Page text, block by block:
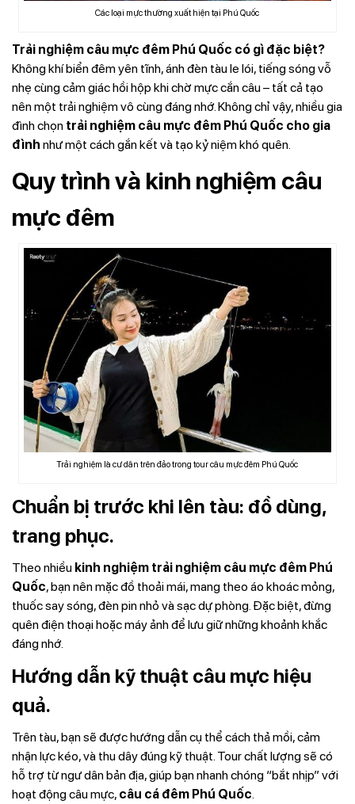
Các loại mực thường xuất hiện tại Phú Quốc
Trải nghiệm câu mực đêm Phú Quốc có gì đặc biệt?
Không khí biển đêm yên tĩnh, ánh đèn tàu le lói, tiếng sóng vỗ
nhẹ cùng cảm giác hồi hộp khi chờ mực cắn câu – tất cả tạo
nên một trải nghiệm vô cùng đáng nhớ. Không chỉ vậy, nhiều gia
đình chọn trải nghiệm câu mực đêm Phú Quốc cho gia
đình như một cách gắn kết và tạo kỷ niệm khó quên.
Quy trình và kinh nghiệm câu
mực đêm
Trải nghiệm là cư dân trên đảo trong tour câu mực đêm Phú Quốc
Chuẩn bị trước khi lên tàu: đồ dùng,
trang phục.
Theo nhiều kinh nghiệm trải nghiệm câu mực đêm Phú
Quốc, bạn nên mặc đồ thoải mái, mang theo áo khoác mỏng,
thuốc say sóng, đèn pin nhỏ và sạc dự phòng. Đặc biệt, đừng
quên điện thoại hoặc máy ảnh để lưu giữ những khoảnh khắc
đáng nhớ.
Hướng dẫn kỹ thuật câu mực hiệu
quả.
Trên tàu, bạn sẽ được hướng dẫn cụ thể cách thả mồi, cảm
nhận lực kéo, và thu dây đúng kỹ thuật. Tour chất lượng sẽ có
hỗ trợ từ ngư dân bản địa, giúp bạn nhanh chóng “bắt nhịp” với
hoạt động câu mực, câu cá đêm Phú Quốc.